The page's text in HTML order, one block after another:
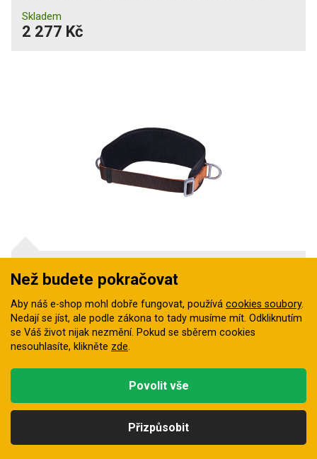
Skladem
2 277 Kč
Opasek na udržení pracovní polohy
Skladem
638 Kč
Než budete pokračovat
Aby náš e-shop mohl dobře fungovat, používá cookies soubory.
Nedají se jíst, ale podle zákona to tady musíme mít. Odkliknutím
se Váš život nijak nezmění. Pokud se sběrem cookies
nesouhlasíte, klikněte zde.
Přizpůsobit
Povolit vše